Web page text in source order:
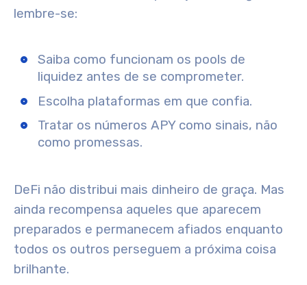
lembre-se:
Saiba como funcionam os pools de
liquidez antes de se comprometer.
Escolha plataformas em que confia.
Tratar os números APY como sinais, não
como promessas.
DeFi não distribui mais dinheiro de graça. Mas
ainda recompensa aqueles que aparecem
preparados e permanecem afiados enquanto
todos os outros perseguem a próxima coisa
brilhante.